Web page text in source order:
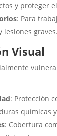
y proteger
: Para
lesiones graves.
Visual
: Protección
químicas
: Cobertura